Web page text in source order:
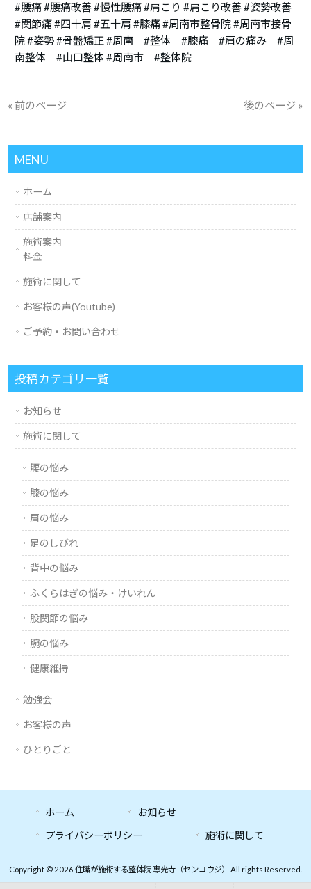
#腰痛 #腰痛改善 #慢性腰痛 #肩こり #肩こり改善 #姿勢改善
#関節痛 #四十肩 #五十肩 #膝痛 #周南市整骨院 #周南市接骨
院 #姿勢 #骨盤矯正 #周南 #整体 #膝痛 #肩の痛み #周
南整体 #山口整体 #周南市 #整体院
« 前のページ 後のページ »
MENU
ホーム
店舗案内
施術案内
料金
施術に関して
お客様の声(Youtube)
ご予約・お問い合わせ
投稿カテゴリ一覧
お知らせ
施術に関して
腰の悩み
膝の悩み
肩の悩み
足のしびれ
背中の悩み
ふくらはぎの悩み・けいれん
股関節の悩み
腕の悩み
健康維持
勉強会
お客様の声
ひとりごと
ホーム
お知らせ
プライバシーポリシー
施術に関して
Copyright © 2026 住職が施術する整体院 專光寺（センコウジ） All rights Reserved.